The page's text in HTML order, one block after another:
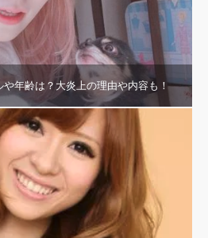
や年齢は？大炎上の理由や内容も！